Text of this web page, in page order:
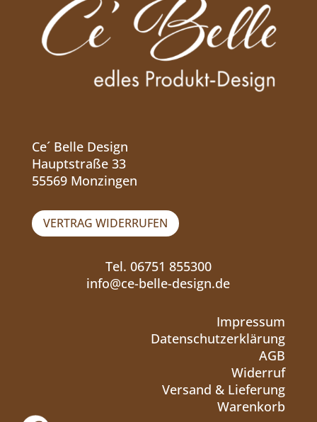
Ce´ Belle Design
Hauptstraße 33
55569 Monzingen
VERTRAG WIDERRUFEN
Tel. 06751 855300
info@ce-belle-design.de
Impressum
Datenschutzerklärung
AGB
Widerruf
Versand & Lieferung
Warenkorb